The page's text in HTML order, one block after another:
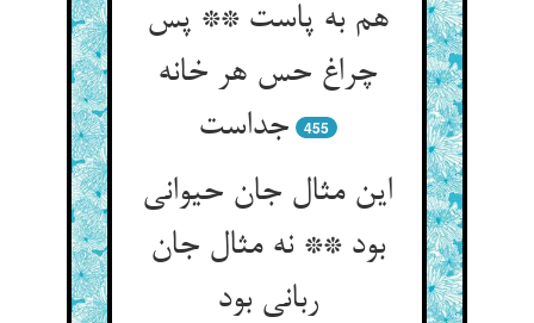
هم به پاست ** پس
چراغ حس هر خانه
جداست
455
این مثال جان حیوانی
بود ** نه مثال جان
ربانی بود